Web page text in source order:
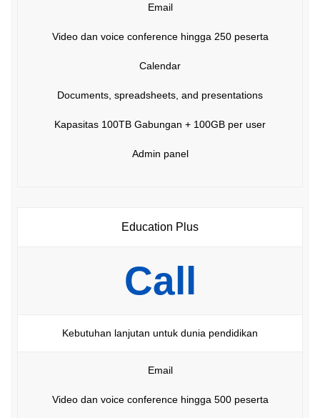
Email
Video dan voice conference hingga 250 peserta
Calendar
Documents, spreadsheets, and presentations
Kapasitas 100TB Gabungan + 100GB per user
Admin panel
Education Plus
Call
Kebutuhan lanjutan untuk dunia pendidikan
Email
Video dan voice conference hingga 500 peserta